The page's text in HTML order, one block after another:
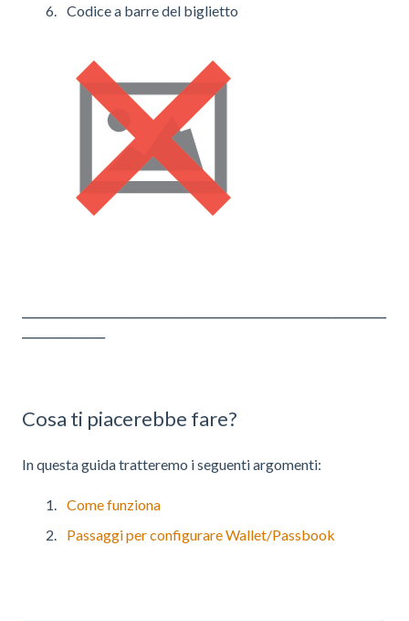
Codice a barre del biglietto
Cosa ti piacerebbe fare?
In questa guida tratteremo i seguenti argomenti:
Come funziona
Passaggi per configurare Wallet/Passbook